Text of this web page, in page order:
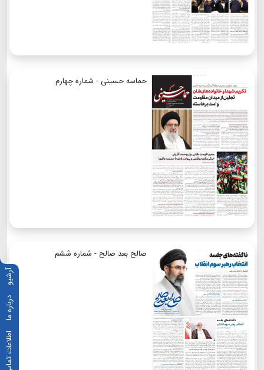
آرشیو
درباره ما
اطلاعات تماس
حماسه حسینی - شماره چهارم
صالح بعد صالح - شماره ششم